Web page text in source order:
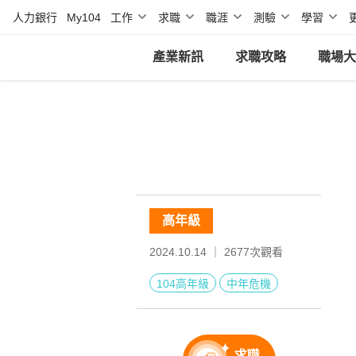
人力銀行 My104 工作 求職 職涯 測驗 學習
產業新訊 求職攻略 職場
高年級
2024.10.14 ｜ 2677次觀看
104高年級 中年危機